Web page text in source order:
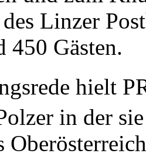
Linzer
450 Gästen.
hielt
in der